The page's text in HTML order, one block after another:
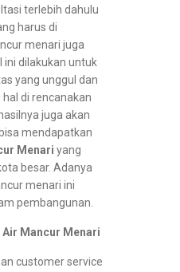
terlebih dahulu
harus di
menari juga
ini dilakukan untuk
yang unggul dan
di rencanakan
juga akan
mendapatkan
Menari yang
besar. Adanya
menari ini
pembangunan.
Mancur Menari
customer service